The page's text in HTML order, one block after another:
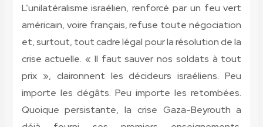
L’unilatéralisme israélien, renforcé par un feu vert
américain, voire français, refuse toute négociation
et, surtout, tout cadre légal pour la résolution de la
crise actuelle. « Il faut sauver nos soldats à tout
prix », claironnent les décideurs israéliens. Peu
importe les dégâts. Peu importe les retombées.
Quoique persistante, la crise Gaza-Beyrouth a